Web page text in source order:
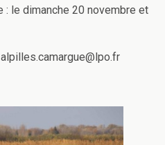
le dimanche 20 novembre et